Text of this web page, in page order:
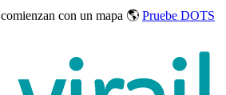
comienzan con un mapa 🌎 Pruebe DOTS